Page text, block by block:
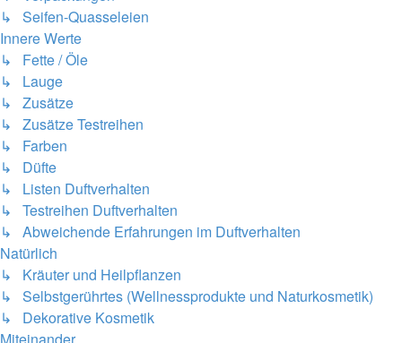
↳ Seifen-Quasseleien
Innere Werte
↳ Fette / Öle
↳ Lauge
↳ Zusätze
↳ Zusätze Testreihen
↳ Farben
↳ Düfte
↳ Listen Duftverhalten
↳ Testreihen Duftverhalten
↳ Abweichende Erfahrungen im Duftverhalten
Natürlich
↳ Kräuter und Heilpflanzen
↳ Selbstgerührtes (Wellnessprodukte und Naturkosmetik)
↳ Dekorative Kosmetik